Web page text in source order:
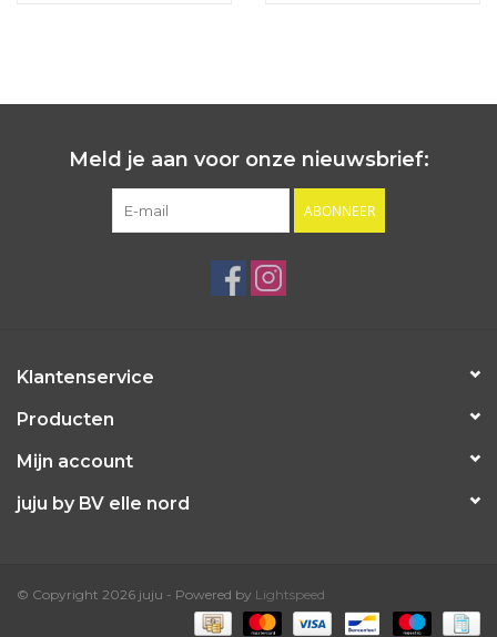
Meld je aan voor onze nieuwsbrief:
ABONNEER
Klantenservice
Producten
Mijn account
juju by BV elle nord
© Copyright 2026 juju - Powered by Lightspeed